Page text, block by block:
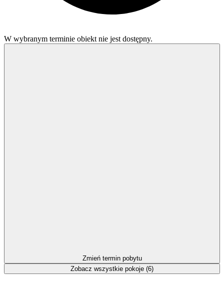
W wybranym terminie obiekt nie jest dostępny.
Zmień termin pobytu
Zobacz wszystkie pokoje (6)